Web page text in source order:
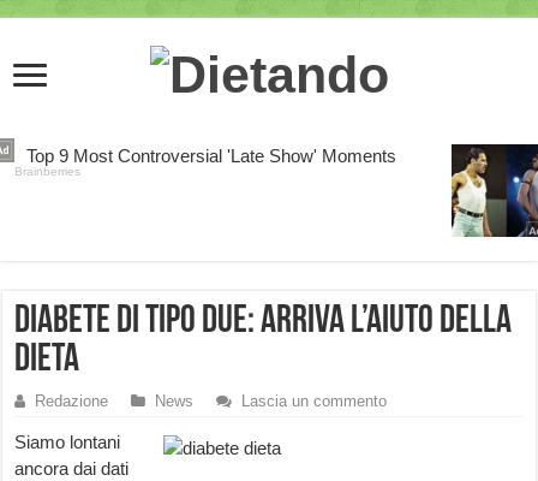
Diabete di tipo due: arriva l’aiuto della
dieta
Redazione News Lascia un commento
Siamo lontani
ancora dai dati